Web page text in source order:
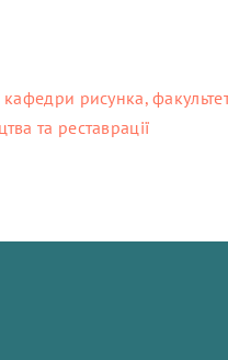
кафедри рисунка,
та реставрації